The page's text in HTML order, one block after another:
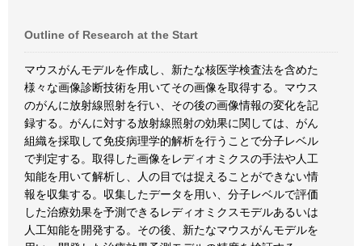
Outline of Research at the Start
マウスがんモデルを作成し、新たな核医学検査法を含めた
様々な画像診断技術を用いてその画像を取得する。マウス
のがんに放射線照射を行い、その後の画像情報の変化を記
録する。がんに対する放射線照射の効果に関しては、がん
組織を採取して免疫病理学的解析を行うことで分子レベル
で判定する。取得した画像をレディオミクスの手法や人工
知能を用いて解析し、人の目では捉えることができない情
報を収集する。収集したデータを用い、分子レベルで評価
した治療効果を予測できるレディオミクスモデルあるいは
人工知能を開発する。その後、新たなマウスがんモデルを